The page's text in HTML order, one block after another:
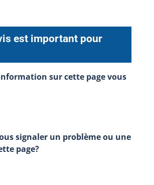
est important pour
sur cette page vous
signaler un problème ou une
page?